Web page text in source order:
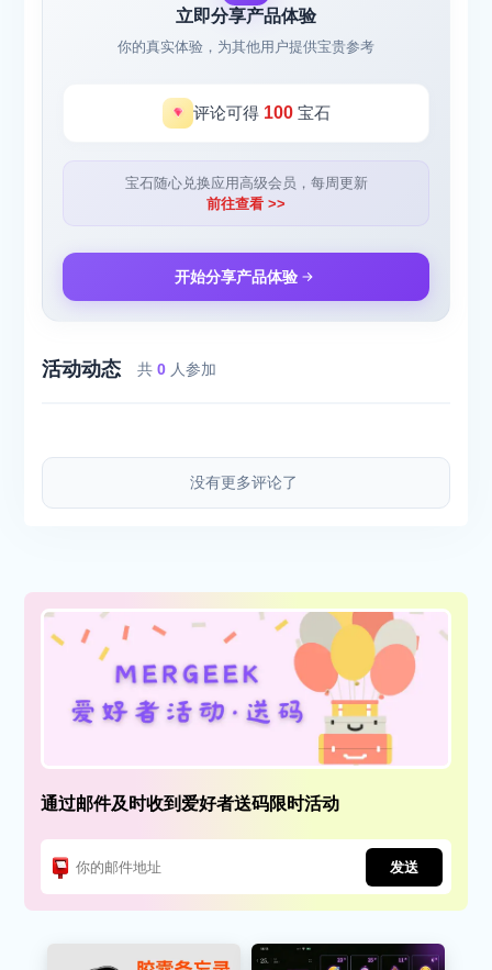
立即分享产品体验
你的真实体验，为其他用户提供宝贵参考
评论可得 100宝石
宝石随心兑换应用高级会员，每周更新
前往查看 >>
开始分享产品体验
活动动态 共0 人参加
没有更多评论了
通过邮件及时收到爱好者送码限时活动
发送